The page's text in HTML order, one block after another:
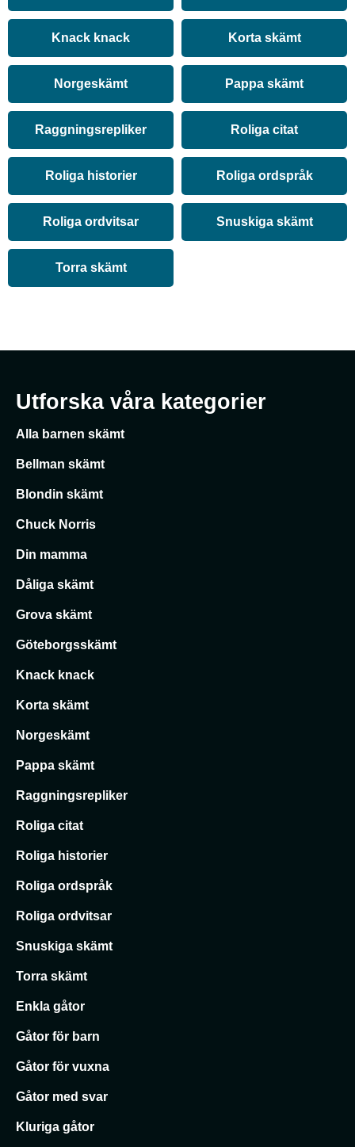
Knack knack Korta skämt
Norgeskämt Pappa skämt
Raggningsrepliker Roliga citat
Roliga historier Roliga ordspråk
Roliga ordvitsar Snuskiga skämt
Torra skämt
Utforska våra kategorier
Alla barnen skämt
Bellman skämt
Blondin skämt
Chuck Norris
Din mamma
Dåliga skämt
Grova skämt
Göteborgsskämt
Knack knack
Korta skämt
Norgeskämt
Pappa skämt
Raggningsrepliker
Roliga citat
Roliga historier
Roliga ordspråk
Roliga ordvitsar
Snuskiga skämt
Torra skämt
Enkla gåtor
Gåtor för barn
Gåtor för vuxna
Gåtor med svar
Kluriga gåtor